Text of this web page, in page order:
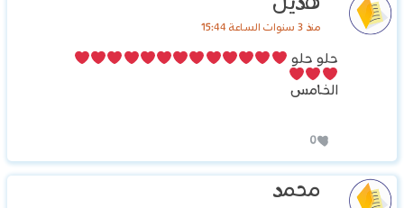
منذ 3 سنوات الساعة 15:44
حلو حلو
الخامس
0
محمد